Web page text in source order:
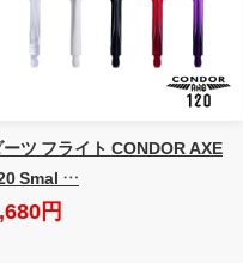
ーツ フライト CONDOR AXE
Smal …
円